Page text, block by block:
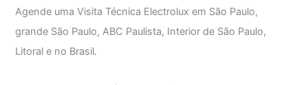
Agende uma Visita Técnica Electrolux em São Paulo,
grande São Paulo, ABC Paulista, Interior de São Paulo,
Litoral e no Brasil.